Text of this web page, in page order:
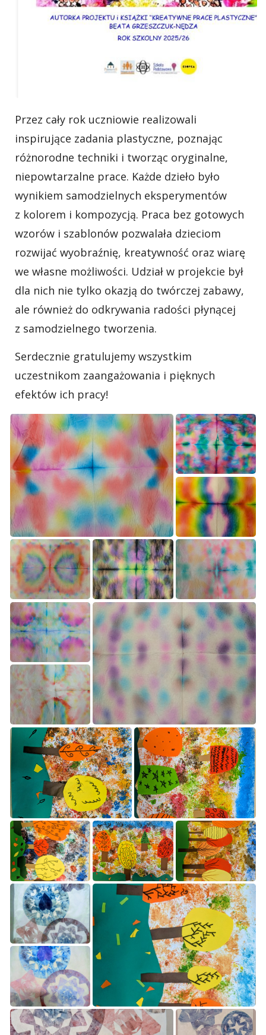
Przez cały rok uczniowie realizowali
inspirujące zadania plastyczne, poznając
różnorodne techniki i tworząc oryginalne,
niepowtarzalne prace. Każde dzieło było
wynikiem samodzielnych eksperymentów
z kolorem i kompozycją. Praca bez gotowych
wzorów i szablonów pozwalała dzieciom
rozwijać wyobraźnię, kreatywność oraz wiarę
we własne możliwości. Udział w projekcie był
dla nich nie tylko okazją do twórczej zabawy,
ale również do odkrywania radości płynącej
z samodzielnego tworzenia.
Serdecznie gratulujemy wszystkim
uczestnikom zaangażowania i pięknych
efektów ich pracy!